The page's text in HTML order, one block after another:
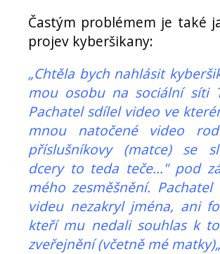
Častým problémem je také
projev kyberšikany:
„Chtěla bych nahlásit
mou osobu na sociální síti
Pachatel sdílel video ve
mnou natočené video
příslušníkovy (matce) se
dcery to teda teče..." pod
mého zesměšnění. Pachatel
videu nezakryl jména, ani
kteří mu nedali souhlas k
zveřejnění (včetně mé matky)„